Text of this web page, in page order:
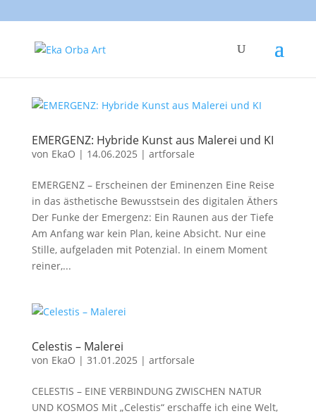
EMERGENZ: Hybride Kunst aus Malerei und KI
von EkaO | 14.06.2025 | artforsale
EMERGENZ – Erscheinen der Eminenzen Eine Reise
in das ästhetische Bewusstsein des digitalen Äthers
Der Funke der Emergenz: Ein Raunen aus der Tiefe
Am Anfang war kein Plan, keine Absicht. Nur eine
Stille, aufgeladen mit Potenzial. In einem Moment
reiner,...
Celestis – Malerei
von EkaO | 31.01.2025 | artforsale
CELESTIS – EINE VERBINDUNG ZWISCHEN NATUR
UND KOSMOS Mit „Celestis“ erschaffe ich eine Welt,